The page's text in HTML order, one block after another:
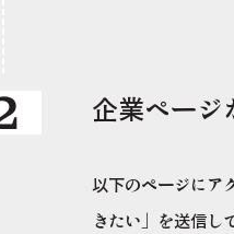
企業ページ
以下のページにア
きたい」を送信し